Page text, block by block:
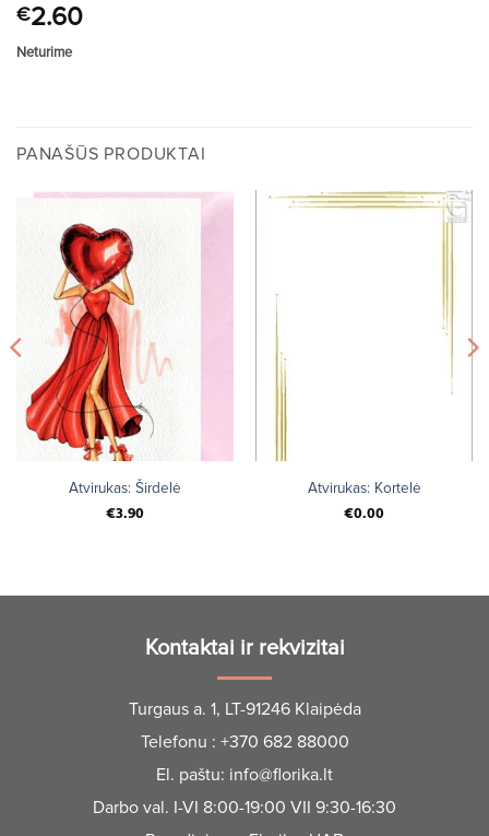
€2.60
Neturime
PANAŠŪS PRODUKTAI
Atvirukas: Širdelė
€3.90
Atvirukas: Kortelė
€0.00
Kontaktai ir rekvizitai
Turgaus a. 1, LT-91246 Klaipėda
Telefonu : +370 682 88000
El. paštu: info@florika.lt
Darbo val. I-VI 8:00-19:00 VII 9:30-16:30